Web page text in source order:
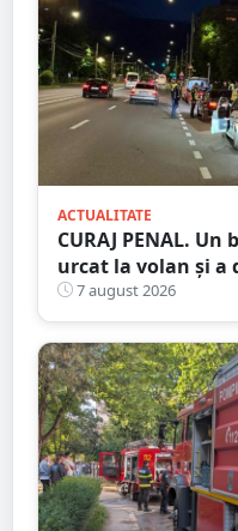
ACTUALITATE
CURAJ PENAL.
urcat la volan și a
Satu Mare
7 august 2026